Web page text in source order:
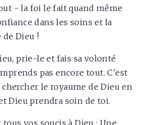
- la foi le fait quand même
dans les soins et la
Dieu !
prie-le et fais sa volonté
pas encore tout. C'est
le royaume de Dieu en
Dieu prendra soin de toi.